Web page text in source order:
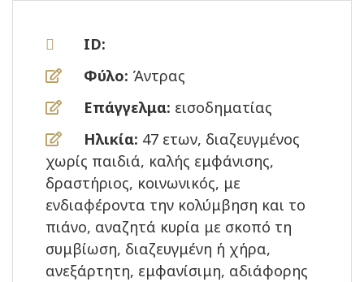
ID:
Φύλο: Άντρας
Επάγγελμα: εισοδηματίας
Ηλικία: 47 ετων, διαζευγμένος
χωρίς παιδιά, καλής εμφάνισης,
δραστήριος, κοινωνικός, με
ενδιαφέροντα την κολύμβηση και το
πιάνο, αναζητά κυρία με σκοπό τη
συμβίωση, διαζευγμένη ή χήρα,
ανεξάρτητη, εμφανίσιμη, αδιάφορης